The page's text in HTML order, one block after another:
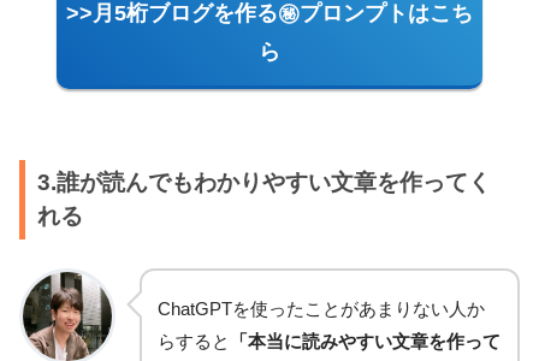
>>月5桁ブログを作る㊙プロンプトはこち
ら
3.誰が読んでもわかりやすい文章を作ってく
れる
ChatGPTを使ったことがあまりない人か
らすると
「本当に読みやすい文章を作って